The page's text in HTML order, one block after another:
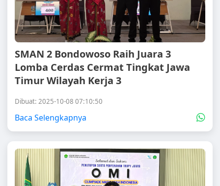
SMAN 2 Bondowoso Raih Juara 3
Lomba Cerdas Cermat Tingkat Jawa
Timur Wilayah Kerja 3
Dibuat: 2025-10-08 07:10:50
Baca Selengkapnya